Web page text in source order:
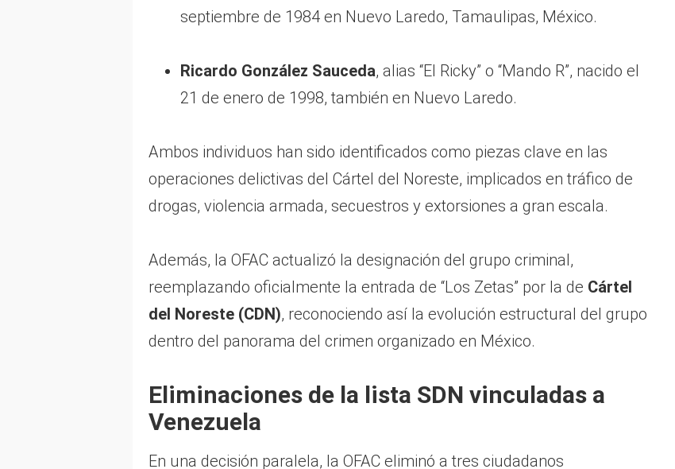
septiembre de 1984 en Nuevo Laredo, Tamaulipas, México.
Ricardo González Sauceda, alias “El Ricky” o “Mando R”, nacido el
21 de enero de 1998, también en Nuevo Laredo.
Ambos individuos han sido identificados como piezas clave en las
operaciones delictivas del Cártel del Noreste, implicados en tráfico de
drogas, violencia armada, secuestros y extorsiones a gran escala.
Además, la OFAC actualizó la designación del grupo criminal,
reemplazando oficialmente la entrada de “Los Zetas” por la de Cártel
del Noreste (CDN), reconociendo así la evolución estructural del grupo
dentro del panorama del crimen organizado en México.
Eliminaciones de la lista SDN vinculadas a
Venezuela
En una decisión paralela, la OFAC eliminó a tres ciudadanos